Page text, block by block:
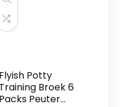
Flyish Potty
Training Broek 6
Packs Peuter